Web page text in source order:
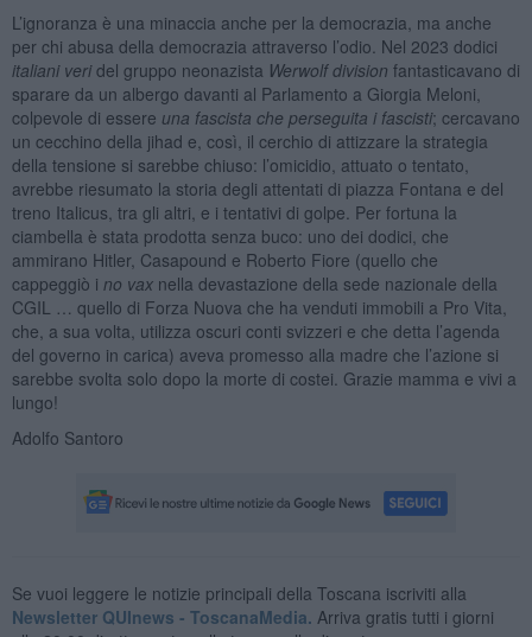
L’ignoranza è una minaccia anche per la democrazia, ma anche
per chi abusa della democrazia attraverso l’odio. Nel 2023 dodici
italiani veridel gruppo neonazista Werwolf division fantasticavano di
sparare da un albergo davanti al Parlamento a Giorgia Meloni,
colpevole di essere una fascista che perseguita i fascisti; cercavano
un cecchino della jihad e, così, il cerchio di attizzare la strategia
della tensione si sarebbe chiuso: l’omicidio, attuato o tentato,
avrebbe riesumato la storia degli attentati di piazza Fontana e del
treno Italicus, tra gli altri, e i tentativi di golpe. Per fortuna la
ciambella è stata prodotta senza buco: uno dei dodici, che
ammirano Hitler, Casapound e Roberto Fiore (quello che
cappeggiò i no vaxnella devastazione della sede nazionale della
CGIL … quello di Forza Nuova che ha venduti immobili a Pro Vita,
che, a sua volta, utilizza oscuri conti svizzeri e che detta l’agenda
del governo in carica) aveva promesso alla madre che l’azione si
sarebbe svolta solo dopo la morte di costei. Grazie mamma e vivi a
lungo!
Adolfo Santoro
Se vuoi leggere le notizie principali della Toscana iscriviti alla
Newsletter QUInews - ToscanaMedia. Arriva gratis tutti i giorni